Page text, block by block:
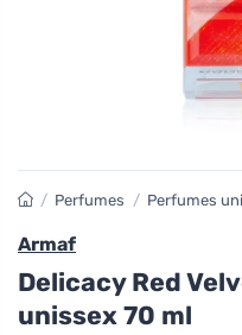
/ Perfumes / Perfumes
Armaf
Delicacy Red
unissex 70 ml